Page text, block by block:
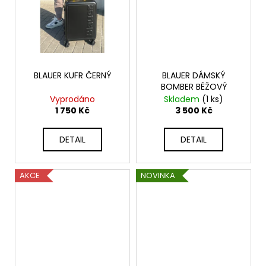
BLAUER KUFR ČERNÝ
Vyprodáno
1 750 Kč
DETAIL
BLAUER DÁMSKÝ
BOMBER BÉŽOVÝ
Skladem (1 ks)
3 500 Kč
DETAIL
AKCE NOVINKA